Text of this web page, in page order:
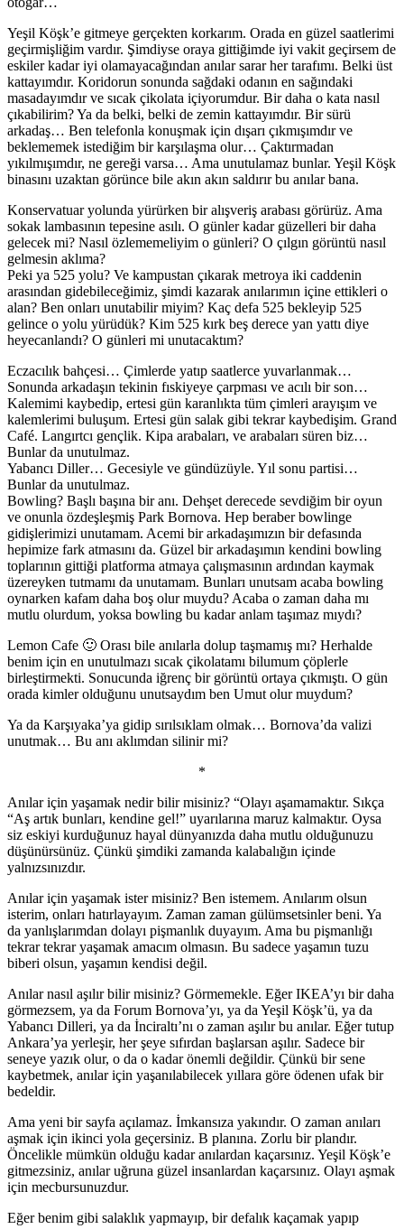
Yeşil Köşk’e gitmeye gerçekten korkarım. Orada en güzel saatlerimi
geçirmişliğim vardır. Şimdiyse oraya gittiğimde iyi vakit geçirsem de
eskiler kadar iyi olamayacağından anılar sarar her tarafımı. Belki üst
kattayımdır. Koridorun sonunda sağdaki odanın en sağındaki
masadayımdır ve sıcak çikolata içiyorumdur. Bir daha o kata nasıl
çıkabilirim? Ya da belki, belki de zemin kattayımdır. Bir sürü
arkadaş… Ben telefonla konuşmak için dışarı çıkmışımdır ve
beklememek istediğim bir karşılaşma olur… Çaktırmadan
yıkılmışımdır, ne gereği varsa… Ama unutulamaz bunlar. Yeşil Köşk
binasını uzaktan görünce bile akın akın saldırır bu anılar bana.
Konservatuar yolunda yürürken bir alışveriş arabası görürüz. Ama
sokak lambasının tepesine asılı. O günler kadar güzelleri bir daha
gelecek mi? Nasıl özlememeliyim o günleri? O çılgın görüntü nasıl
gelmesin aklıma?
Peki ya 525 yolu? Ve kampustan çıkarak metroya iki caddenin
arasından gidebileceğimiz, şimdi kazarak anılarımın içine ettikleri o
alan? Ben onları unutabilir miyim? Kaç defa 525 bekleyip 525
gelince o yolu yürüdük? Kim 525 kırk beş derece yan yattı diye
heyecanlandı? O günleri mi unutacaktım?
Eczacılık bahçesi… Çimlerde yatıp saatlerce yuvarlanmak…
Sonunda arkadaşın tekinin fıskiyeye çarpması ve acılı bir son…
Kalemimi kaybedip, ertesi gün karanlıkta tüm çimleri arayışım ve
kalemlerimi buluşum. Ertesi gün salak gibi tekrar kaybedişim. Grand
Café. Langırtcı gençlik. Kipa arabaları, ve arabaları süren biz…
Bunlar da unutulmaz.
Yabancı Diller… Gecesiyle ve gündüzüyle. Yıl sonu partisi…
Bunlar da unutulmaz.
Bowling? Başlı başına bir anı. Dehşet derecede sevdiğim bir oyun
ve onunla özdeşleşmiş Park Bornova. Hep beraber bowlinge
gidişlerimizi unutamam. Acemi bir arkadaşımızın bir defasında
hepimize fark atmasını da. Güzel bir arkadaşımın kendini bowling
toplarının gittiği platforma atmaya çalışmasının ardından kaymak
üzereyken tutmamı da unutamam. Bunları unutsam acaba bowling
oynarken kafam daha boş olur muydu? Acaba o zaman daha mı
mutlu olurdum, yoksa bowling bu kadar anlam taşımaz mıydı?
Lemon Cafe 🙂 Orası bile anılarla dolup taşmamış mı? Herhalde
benim için en unutulmazı sıcak çikolatamı bilumum çöplerle
birleştirmekti. Sonucunda iğrenç bir görüntü ortaya çıkmıştı. O gün
orada kimler olduğunu unutsaydım ben Umut olur muydum?
Ya da Karşıyaka’ya gidip sırılsıklam olmak… Bornova’da valizi
unutmak… Bu anı aklımdan silinir mi?
*
Anılar için yaşamak nedir bilir misiniz? “Olayı aşamamaktır. Sıkça
“Aş artık bunları, kendine gel!” uyarılarına maruz kalmaktır. Oysa
siz eskiyi kurduğunuz hayal dünyanızda daha mutlu olduğunuzu
düşünürsünüz. Çünkü şimdiki zamanda kalabalığın içinde
yalnızsınızdır.
Anılar için yaşamak ister misiniz? Ben istemem. Anılarım olsun
isterim, onları hatırlayayım. Zaman zaman gülümsetsinler beni. Ya
da yanlışlarımdan dolayı pişmanlık duyayım. Ama bu pişmanlığı
tekrar tekrar yaşamak amacım olmasın. Bu sadece yaşamın tuzu
biberi olsun, yaşamın kendisi değil.
Anılar nasıl aşılır bilir misiniz? Görmemekle. Eğer IKEA’yı bir daha
görmezsem, ya da Forum Bornova’yı, ya da Yeşil Köşk’ü, ya da
Yabancı Dilleri, ya da İnciraltı’nı o zaman aşılır bu anılar. Eğer tutup
Ankara’ya yerleşir, her şeye sıfırdan başlarsan aşılır. Sadece bir
seneye yazık olur, o da o kadar önemli değildir. Çünkü bir sene
kaybetmek, anılar için yaşanılabilecek yıllara göre ödenen ufak bir
bedeldir.
Ama yeni bir sayfa açılamaz. İmkansıza yakındır. O zaman anıları
aşmak için ikinci yola geçersiniz. B planına. Zorlu bir plandır.
Öncelikle mümkün olduğu kadar anılardan kaçarsınız. Yeşil Köşk’e
gitmezsiniz, anılar uğruna güzel insanlardan kaçarsınız. Olayı aşmak
için mecbursunuzdur.
Eğer benim gibi salaklık yapmayıp, bir defalık kaçamak yapıp